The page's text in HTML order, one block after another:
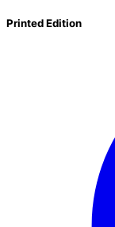
Printed Edition